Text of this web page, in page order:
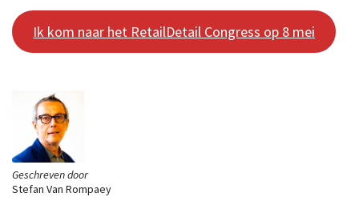
Geschreven door
Stefan Van Rompaey
Ik kom naar het RetailDetail Congress op 8 mei